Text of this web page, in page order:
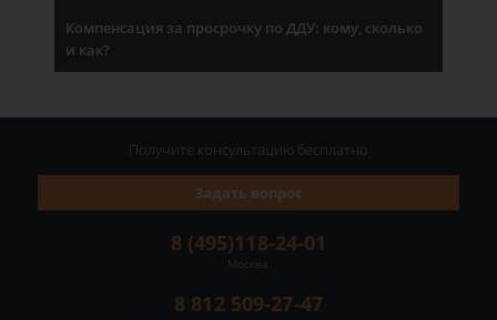
Компенсация за просрочку по ДДУ: кому, сколько
и как?
8 (495)118-24-01
Москва
8 812 509-27-47
Задать вопрос
Получите консультацию бесплатно